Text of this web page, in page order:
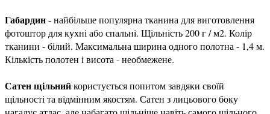
Габардин- найбільше популярна тканина для виготовлення
фотоштор для кухні або спальні. Щільність 200 г / м2. Колір
тканини - білий. Максимальна ширина одного полотна - 1,4 м.
Кількість полотен і висота - необмежене.
Сатен щільнийкористується попитом завдяки своїй
щільності та відмінним якостям. Сатен з лицьового боку